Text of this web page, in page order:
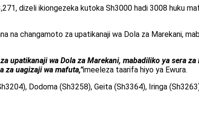
dizeli ikiongezeka kutoka Sh3000 hadi 3008 huku
na changamoto za upatikanaji wa Dola za Marekani,
upatikanaji wa Dola za Marekani, mabadiliko ya sera
za uagizaji wa mafuta,”imeeleza taarifa hiyo ya Ewura.
Dodoma (Sh3258), Geita (Sh3364), Iringa